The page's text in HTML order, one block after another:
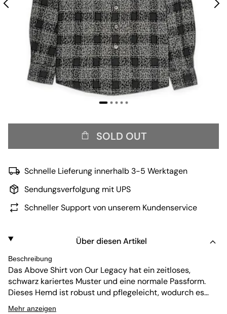
SOLD OUT
Schnelle Lieferung innerhalb 3-5 Werktagen
Sendungsverfolgung mit UPS
Schneller Support von unserem Kundenservice
Über diesen Artikel
Beschreibung
Das Above Shirt von Our Legacy hat ein zeitloses,
schwarz kariertes Muster und eine normale Passform.
Dieses Hemd ist robust und pflegeleicht, wodurch es
sich perfekt für den Alltag eignet. Der klassische Kragen
Mehr anzeigen